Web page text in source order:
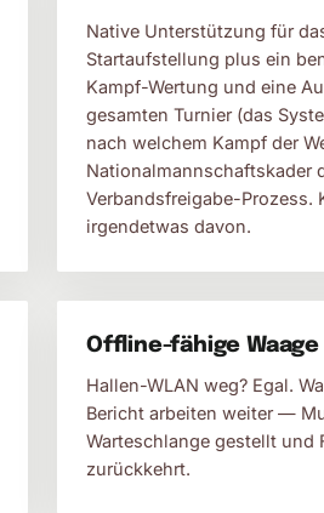
Native Unterstützung für
Startaufstellung plus ein
Kampf-Wertung und eine
gesamten Turnier (das
nach welchem Kampf der
Nationalmannschaftskader
Verbandsfreigabe-Prozess.
irgendetwas davon.
Offline-fähige
Hallen-WLAN weg? Egal.
Bericht arbeiten weiter —
Warteschlange gestellt und
zurückkehrt.